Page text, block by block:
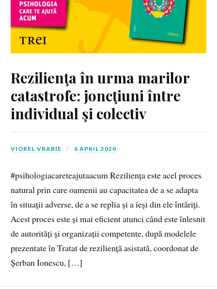
Rezilienţa în urma marilor
catastrofe: joncţiuni între
individual şi colectiv
VIOREL VRABIE 6 APRIL 2020
#psihologiacareteajutaacum Reziliența este acel proces
natural prin care oamenii au capacitatea de a se adapta
în situații adverse, de a se replia și a ieși din ele întăriți.
Acest proces este și mai eficient atunci când este înlesnit
de autorități și organizații competente, după modelele
prezentate în Tratat de reziliență asistată, coordonat de
Șerban Ionescu, […]